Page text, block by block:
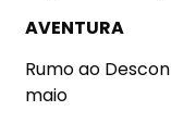
AVENTURA
Rumo ao
maio